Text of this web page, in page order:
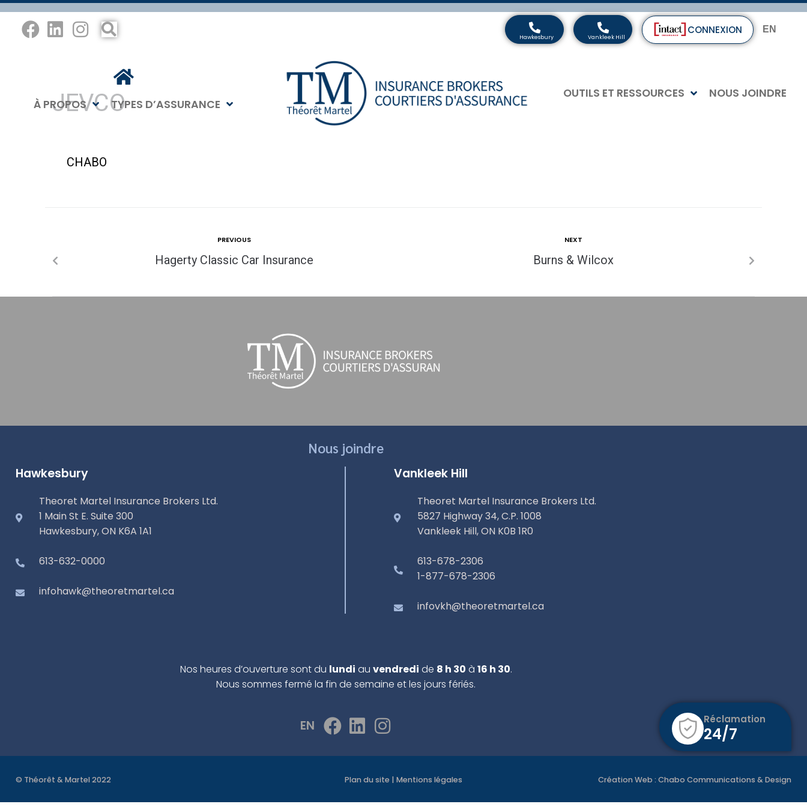
CONNEXION EN
À PROPOS TYPES D’ASSURANCE
OUTILS ET RESSOURCES NOUS JOINDRE
JEVCO
CHABO
PREVIOUS
Hagerty Classic Car Insurance
NEXT
Burns & Wilcox
Nous joindre
Hawkesbury
Theoret Martel Insurance Brokers Ltd.
1 Main St E. Suite 300
Hawkesbury, ON K6A 1A1
613-632-0000
infohawk@theoretmartel.ca
Vankleek Hill
Theoret Martel Insurance Brokers Ltd.
5827 Highway 34, C.P. 1008
Vankleek Hill, ON K0B 1R0
613-678-2306
1-877-678-2306
infovkh@theoretmartel.ca
Nos heures d’ouverture sont du lundi au vendredi de 8 h 30 à 16 h 30.
Nous sommes fermé la fin de semaine et les jours fériés.
EN
© Théorêt & Martel 2022 Plan du site | Mentions légales Création Web : Chabo Communications & Design
Réclamation
24/7